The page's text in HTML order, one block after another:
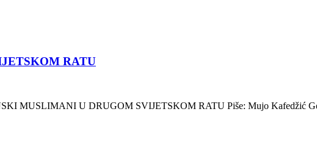
RATU
MUSLIMANI U DRUGOM SVIJETSKOM RATU Piše: Mujo Kafedžić